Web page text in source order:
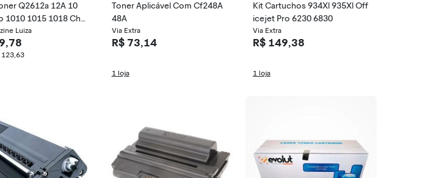
Q2612a 12A 10
1010 1015 1018 Chi
Luiza
123,63
Toner Aplicável Com Cf248A
48A
Via Extra
R$ 73,14
1 loja
Kit Cartuchos 934Xl 935Xl Off
icejet Pro 6230 6830
Via Extra
R$ 149,38
1 loja